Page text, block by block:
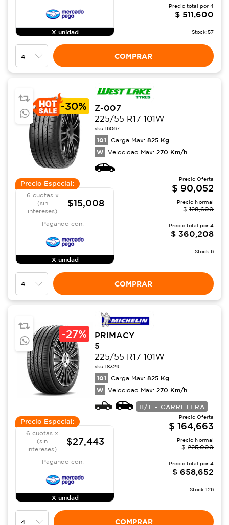
X unidad
Precio total por 4
$ 511,600
Stock:57
COMPRAR
-30%
Z-007
225/55 R17 101W
sku:16067
101 Carga Max: 825 Kg
W Velocidad Max: 270 Km/h
Precio Especial:
6 cuotas x
(sin
intereses)
$15,008
Pagando con:
X unidad
Precio Oferta
$ 90,052
Precio Normal
$ 128,600
Precio total por 4
$ 360,208
Stock:6
COMPRAR
-27%
PRIMACY
5
225/55 R17 101W
sku:18329
101 Carga Max: 825 Kg
W Velocidad Max: 270 Km/h
H/T - CARRETERA
Precio Especial:
6 cuotas x
(sin
intereses)
$27,443
Pagando con:
X unidad
Precio Oferta
$ 164,663
Precio Normal
$ 225,000
Precio total por 4
$ 658,652
Stock:126
COMPRAR